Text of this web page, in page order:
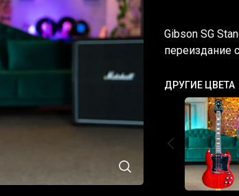
Gibson SG
переиздание
ДРУГИЕ ЦВЕТА